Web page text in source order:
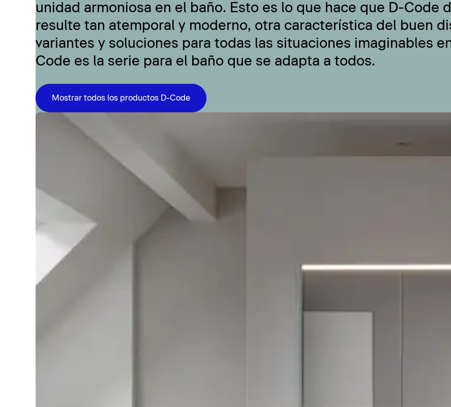
unidad armoniosa en el baño. Esto es lo que hace que D-Code
resulte tan atemporal y moderno, otra característica del buen
variantes y soluciones para todas las situaciones imaginables
Code es la serie para el baño que se adapta a todos.
Mostrar todos los productos D-Code